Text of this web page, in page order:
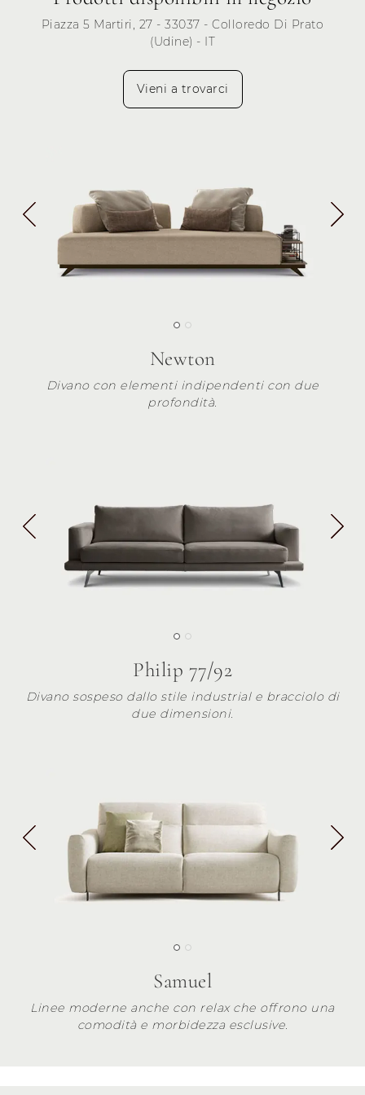
Piazza 5 Martiri, 27 - 33037 - Colloredo Di Prato
(Udine) - IT
Vieni a trovarci
Newton
Divano con elementi indipendenti con due
profondità.
Philip 77/92
Divano sospeso dallo stile industrial e bracciolo di
due dimensioni.
Samuel
Linee moderne anche con relax che offrono una
comodità e morbidezza esclusive.